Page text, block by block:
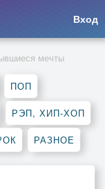
Вход
мечты
ПОП
РЭП, ХИП-ХОП
РАЗНОЕ